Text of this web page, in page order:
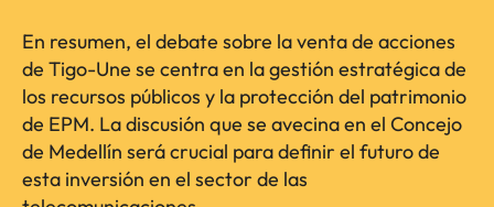
En resumen, el debate sobre la venta de acciones
de Tigo-Une se centra en la gestión estratégica de
los recursos públicos y la protección del patrimonio
de EPM. La discusión que se avecina en el Concejo
de Medellín será crucial para definir el futuro de
esta inversión en el sector de las